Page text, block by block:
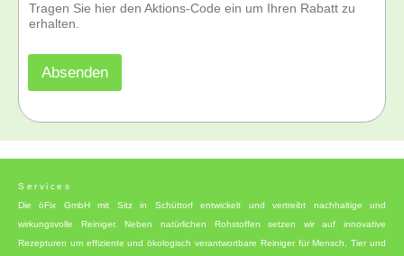
Tragen Sie hier den Aktions-Code ein um Ihren Rabatt zu
erhalten.
Absenden
Services
Die öFix GmbH mit Sitz in Schüttorf entwickelt und vertreibt nachhaltige und
wirkungsvolle Reiniger. Neben natürlichen Rohstoffen setzen wir auf innovative
Rezepturen um effiziente und ökologisch verantwortbare Reiniger für Mensch, Tier und